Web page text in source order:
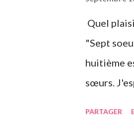
Quel
"Sept
huitième
sœurs.
PARTAGER